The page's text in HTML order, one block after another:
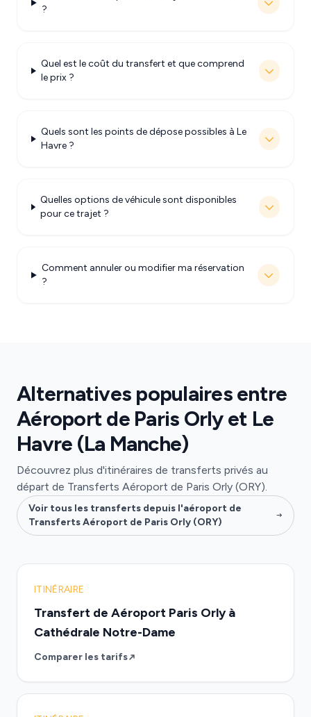
?
Quel est le coût du transfert et que comprend
le prix ?
Quels sont les points de dépose possibles à Le
Havre ?
Quelles options de véhicule sont disponibles
pour ce trajet ?
Comment annuler ou modifier ma réservation
?
Alternatives populaires entre
Aéroport de Paris Orly et Le
Havre (La Manche)
Découvrez plus d'itinéraires de transferts privés au
départ de Transferts Aéroport de Paris Orly (ORY).
Voir tous les transferts depuis l'aéroport de
Transferts Aéroport de Paris Orly (ORY)
ITINÉRAIRE
Transfert de Aéroport Paris Orly à
Cathédrale Notre-Dame
Comparer les tarifs